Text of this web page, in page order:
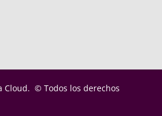
Cloud. © Todos los derechos